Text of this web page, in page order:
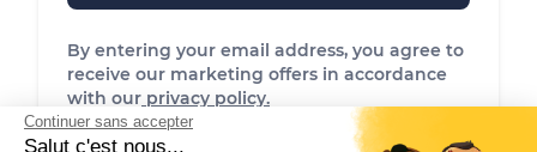
By entering your email address, you agree to
receive our marketing offers in accordance
with our privacy policy.
No event found
Reset the filters to see more events
Continuer sans accepter
Salut c'est nous...